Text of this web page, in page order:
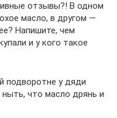
отзывы?! В одном
масло, в другом —
Напишите, чем
и у кого такое
подворотне у дяди
что масло дрянь и